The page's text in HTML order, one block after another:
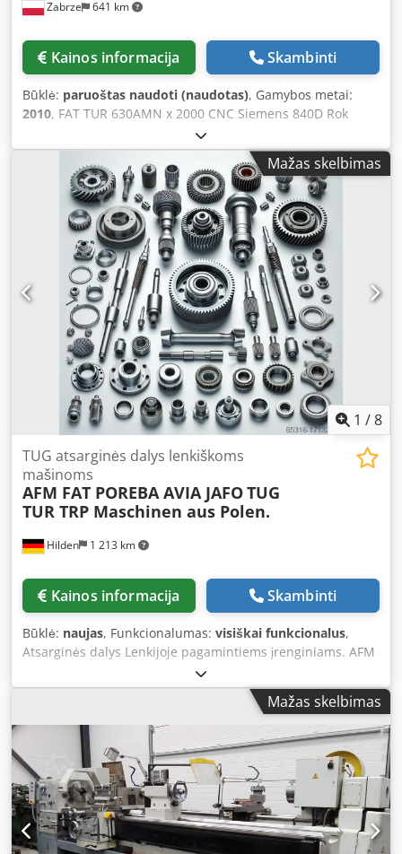
Zabrze 641 km
Kainos informacija Skambinti
Būklė: paruoštas naudoti (naudotas), Gamybos metai:
2010, FAT TUR 630AMN x 2000 CNC Siemens 840D Rok
produkcji: 2010 Średnica toczenia: 630 mm Średnica
toczenia nad suportem: 370 mm Dcodpfx Aew Ecuujpbok
Długość toczenia: 2 000 mm
Mažas skelbimas
1 /8
Hilden 1 213 km
TUG atsarginės dalys lenkiškoms
mašinoms
AFM FAT POREBA AVIA JAFOTUG
TUR TRP Maschinen aus Polen.
Kainos informacija Skambinti
Būklė: naujas, Funkcionalumas: visiškai funkcionalus,
Atsarginės dalys Lenkijoje pagamintiems įrenginiams. AFM
Andrychow, FUM Poreba, FAT Wrocław, AVIA Warszawa,
Jafo Jarocin, ZM Tarnow, FAMOT Pleszew Atsarginės dalys
lenkiškiems tekinimo staklėms, įskaitant: TUM 25, TUM 35,
TUJ 50, TUJ 63, TUJ 560, TUJ630, TUR 50, TUR 63, TUR 560,
TUR 630, TPK 90, TRP 93, TRP 110, TR 115, TR 135. Dcjdsum
Ixxopfx Apbok Atsarginės dalys lenkiškiems frezavimo
staklėms, įskaitant: FND 25, FND 32, FND 40, C20, D36, D40,
FF serija, FR serija.
Mažas skelbimas